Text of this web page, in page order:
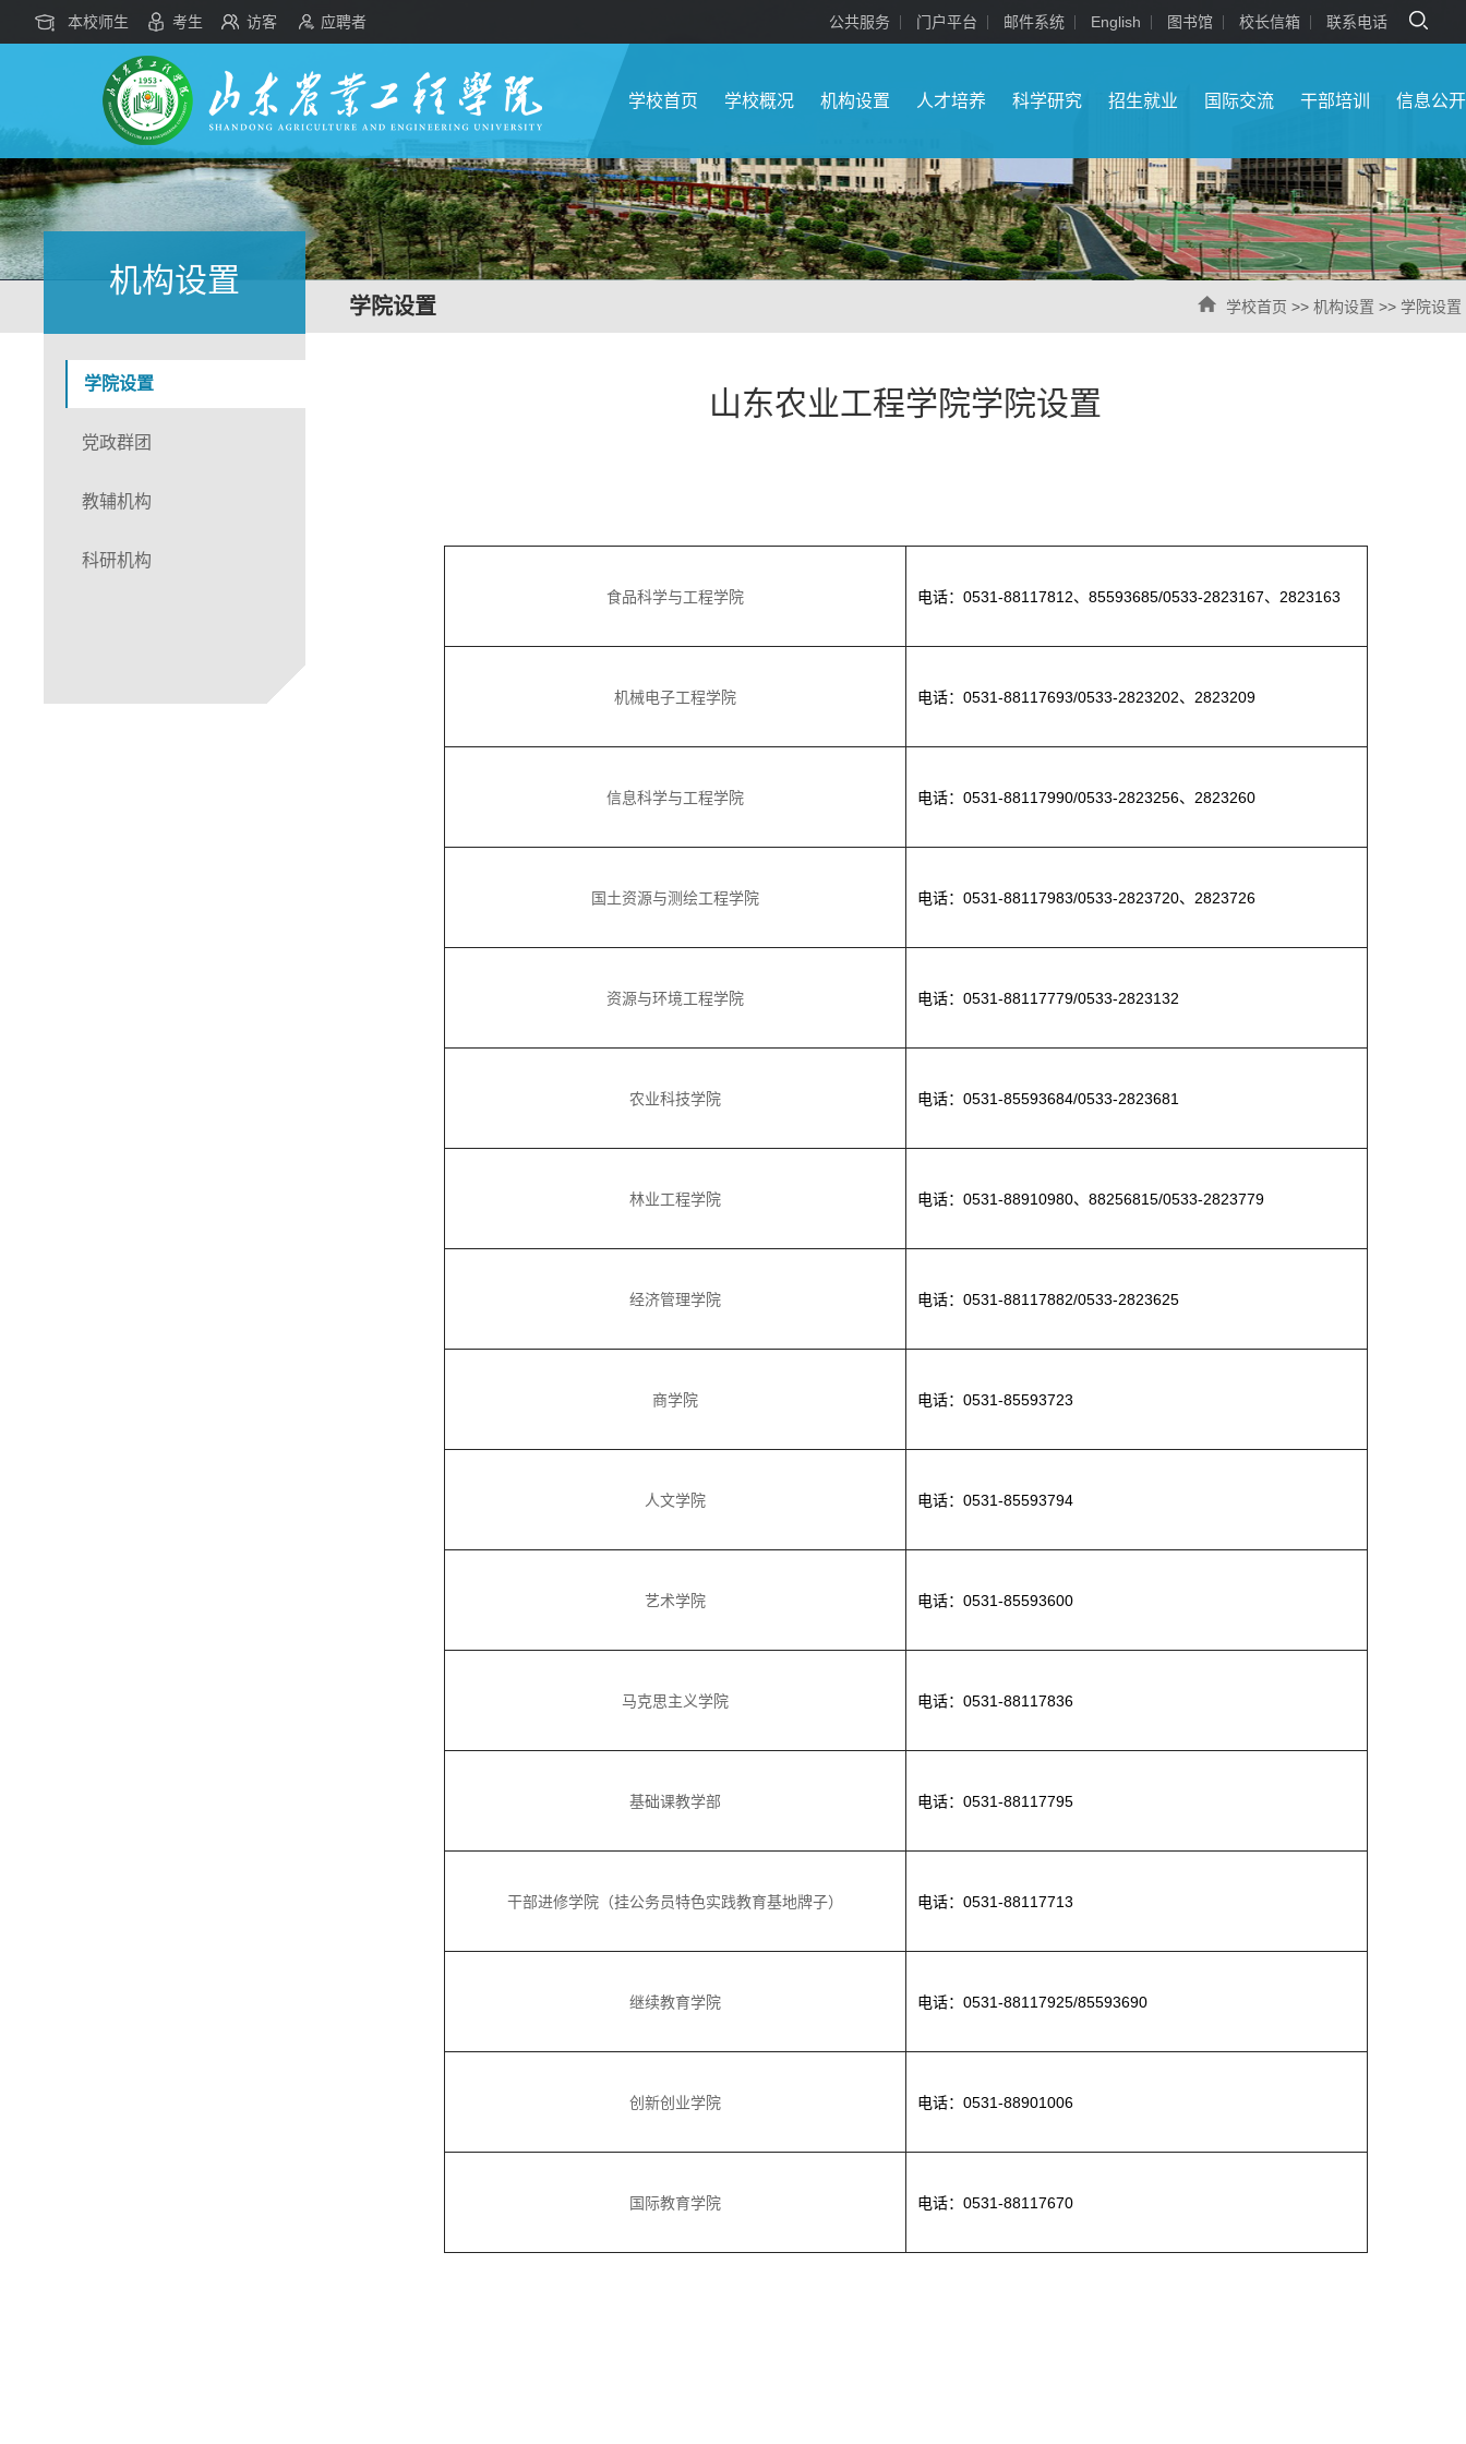
本校师生 考生 访客 应聘者 公共服务 门户平台 邮件系统 English 图书馆 校长信箱 联系电话
学校首页 学校概况 机构设置 人才培养 科学研究 招生就业 国际交流 干部培训 信息公开
机构设置
学院设置 学校首页 >> 机构设置 >> 学院设置
学院设置
党政群团
教辅机构
科研机构
山东农业工程学院学院设置
食品科学与工程学院 电话：0531-88117812、85593685/0533-2823167、2823163
机械电子工程学院 电话：0531-88117693/0533-2823202、2823209
信息科学与工程学院 电话：0531-88117990/0533-2823256、2823260
国土资源与测绘工程学院 电话：0531-88117983/0533-2823720、2823726
资源与环境工程学院 电话：0531-88117779/0533-2823132
农业科技学院 电话：0531-85593684/0533-2823681
林业工程学院 电话：0531-88910980、88256815/0533-2823779
经济管理学院 电话：0531-88117882/0533-2823625
商学院 电话：0531-85593723
人文学院 电话：0531-85593794
艺术学院 电话：0531-85593600
马克思主义学院 电话：0531-88117836
基础课教学部 电话：0531-88117795
干部进修学院（挂公务员特色实践教育基地牌子） 电话：0531-88117713
继续教育学院 电话：0531-88117925/85593690
创新创业学院 电话：0531-88901006
国际教育学院 电话：0531-88117670